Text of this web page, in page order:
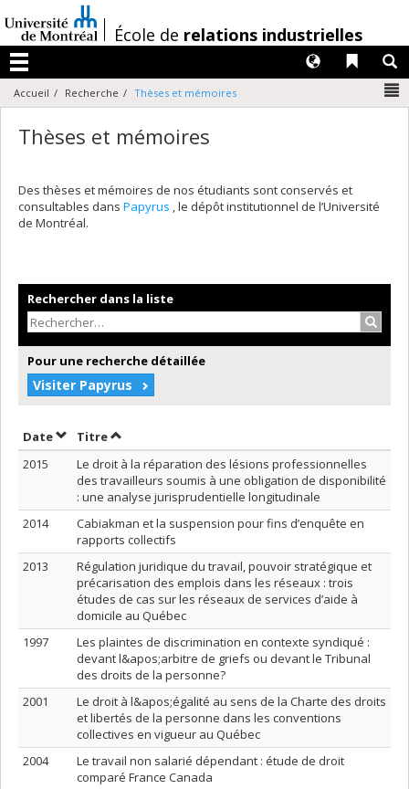
au
contenu
/École de relations industrielles
Menu
Liens
Langues
Accueil Recherche Thèses et mémoires
Thèses et mémoires
Des thèses et mémoires de nos étudiants sont conservés et
consultables dans Papyrus , le dépôt institutionnel de l’Université
de Montréal.
Rechercher dans la liste
Pour une recherche détaillée
Visiter Papyrus
DateTrier par date en ordre décroissant
TitreTrier par titre en ordre décroissant
2015
Le droit à la réparation des lésions professionnelles
des travailleurs soumis à une obligation de disponibilité
: une analyse jurisprudentielle longitudinale
2014
Cabiakman et la suspension pour fins d’enquête en
rapports collectifs
2013
Régulation juridique du travail, pouvoir stratégique et
précarisation des emplois dans les réseaux : trois
études de cas sur les réseaux de services d’aide à
domicile au Québec
1997
Les plaintes de discrimination en contexte syndiqué :
devant l&apos;arbitre de griefs ou devant le Tribunal
des droits de la personne?
2001
Le droit à l&apos;égalité au sens de la Charte des droits
et libertés de la personne dans les conventions
collectives en vigueur au Québec
2004
Le travail non salarié dépendant : étude de droit
comparé France Canada